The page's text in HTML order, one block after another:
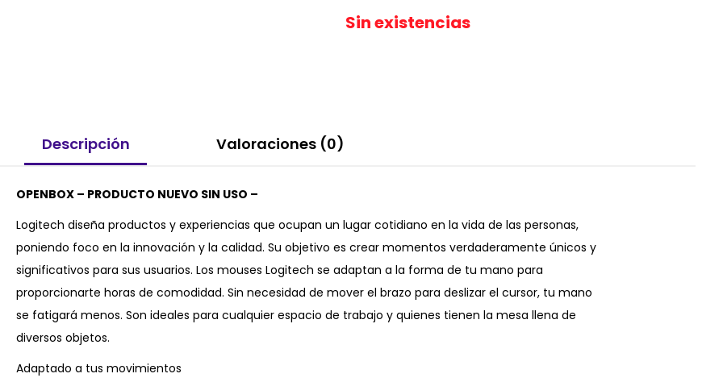
Sin existencias
Descripción Valoraciones (0)
OPENBOX – PRODUCTO NUEVO SIN USO –
Logitech diseña productos y experiencias que ocupan un lugar cotidiano en la vida de las personas,
poniendo foco en la innovación y la calidad. Su objetivo es crear momentos verdaderamente únicos y
significativos para sus usuarios. Los mouses Logitech se adaptan a la forma de tu mano para
proporcionarte horas de comodidad. Sin necesidad de mover el brazo para deslizar el cursor, tu mano
se fatigará menos. Son ideales para cualquier espacio de trabajo y quienes tienen la mesa llena de
diversos objetos.
Adaptado a tus movimientos